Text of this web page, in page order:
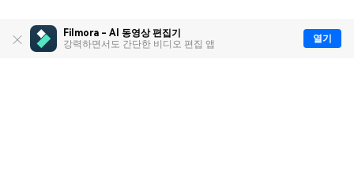
Filmora - AI 동영상 편집기
강력하면서도 간단한 비디오 편집 앱
열기